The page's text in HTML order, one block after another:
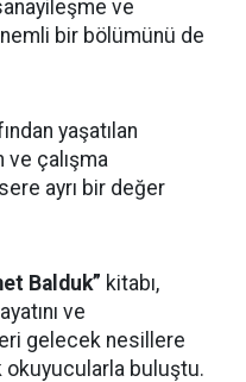
ve
bir bölümünü de
yaşatılan
ve çalışma
ayrı bir değer
Balduk” kitabı,
ve
gelecek nesillere
okuyucularla buluştu.